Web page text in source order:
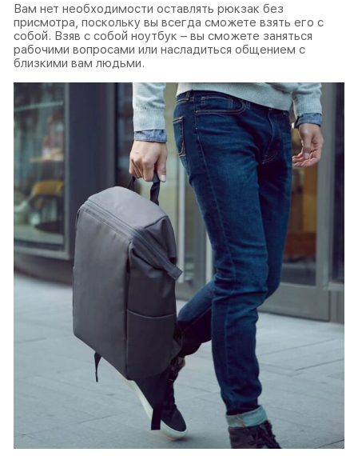
Вам нет необходимости оставлять рюкзак без
присмотра, поскольку вы всегда сможете взять его с
собой. Взяв с собой ноутбук – вы сможете заняться
рабочими вопросами или насладиться общением с
близкими вам людьми.